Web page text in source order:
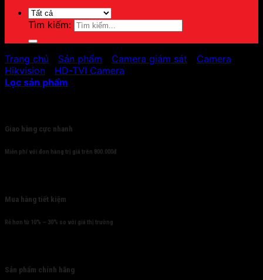
Tìm kiếm:
Trang chủ Sản phẩm Camera giám sát
Camera
Hikvision
HD-TVI Camera
Lọc sản phẩm
Giao hàng cực nhanh
Miễn phí với đơn hàng trị giá trên 800.000đ
Mua hàng tiết kiệm
Rẻ hơn từ 10% – 30% so với giá thị trường
Sản phẩm chính hãng